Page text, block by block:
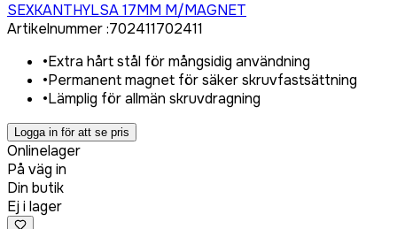
SEXKANTHYLSA 17MM M/MAGNET
Artikelnummer:702411702411
•Extra hårt stål för mångsidig användning
•Permanent magnet för säker skruvfastsättning
•Lämplig för allmän skruvdragning
Logga in för att se pris
Onlinelager
På väg in
Din butik
Ej i lager